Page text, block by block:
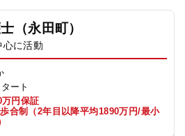
（永田町）
心に活動
ート
円保証
合制（2年目以降平均1890万円/最小